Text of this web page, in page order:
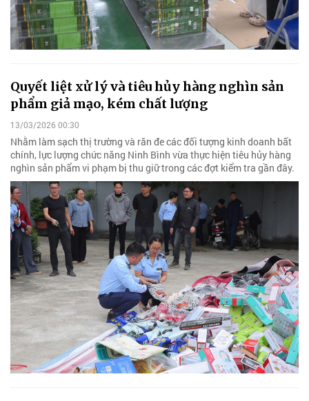
Quyết liệt xử lý và tiêu hủy hàng nghìn sản
phẩm giả mạo, kém chất lượng
13/03/2026 00:30
Nhằm làm sạch thị trường và răn đe các đối tượng kinh doanh bất
chính, lực lượng chức năng Ninh Bình vừa thực hiện tiêu hủy hàng
nghìn sản phẩm vi phạm bị thu giữ trong các đợt kiểm tra gần đây.